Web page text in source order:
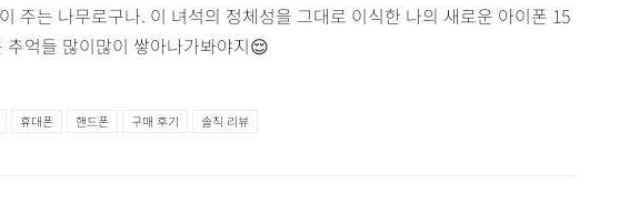
주는 나무로구나. 이 녀석의 정체성을 그대로 이식한 나의 새로운 아이폰 15
억들 많이많이 쌓아나가봐야지😌
휴대폰 핸드폰 구매 후기 솔직 리뷰